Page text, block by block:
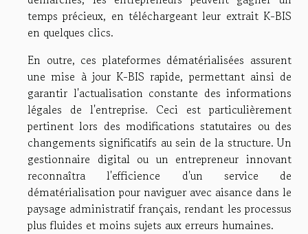
temps précieux, en téléchargeant leur extrait K-BIS
en quelques clics.
En outre, ces plateformes dématérialisées assurent
une mise à jour K-BIS rapide, permettant ainsi de
garantir l'actualisation constante des informations
légales de l'entreprise. Ceci est particulièrement
pertinent lors des modifications statutaires ou des
changements significatifs au sein de la structure. Un
gestionnaire digital ou un entrepreneur innovant
reconnaîtra l'efficience d'un service de
dématérialisation pour naviguer avec aisance dans le
paysage administratif français, rendant les processus
plus fluides et moins sujets aux erreurs humaines.